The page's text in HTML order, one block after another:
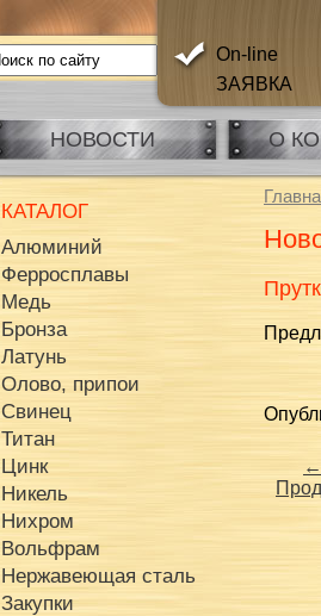
On-line
ЗАЯВКА
НОВОСТИ О
КАТАЛОГ
Алюминий
Ферросплавы
Медь
Бронза
Латунь
Олово, припои
Свинец
Титан
Цинк
Никель
Нихром
Вольфрам
Нержавеющая сталь
Закупки